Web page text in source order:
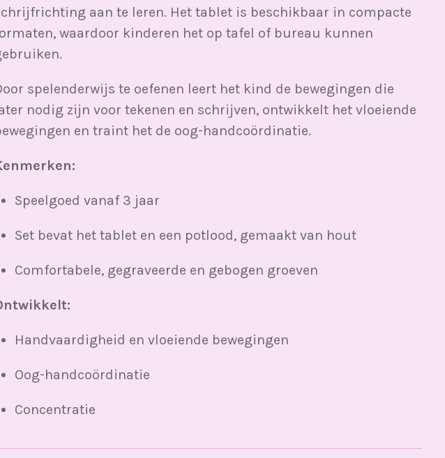
aan te leren. Het tablet is beschikbaar in compacte
waardoor kinderen het op tafel of bureau kunnen
spelenderwijs te oefenen leert het kind de bewegingen die
nodig zijn voor tekenen en schrijven, ontwikkelt het vloeiende
en traint het de oog-handcoördinatie.
Speelgoed vanaf 3 jaar
Set bevat het tablet en een potlood, gemaakt van hout
Comfortabele, gegraveerde en gebogen groeven
Handvaardigheid en vloeiende bewegingen
Oog-handcoördinatie
Concentratie